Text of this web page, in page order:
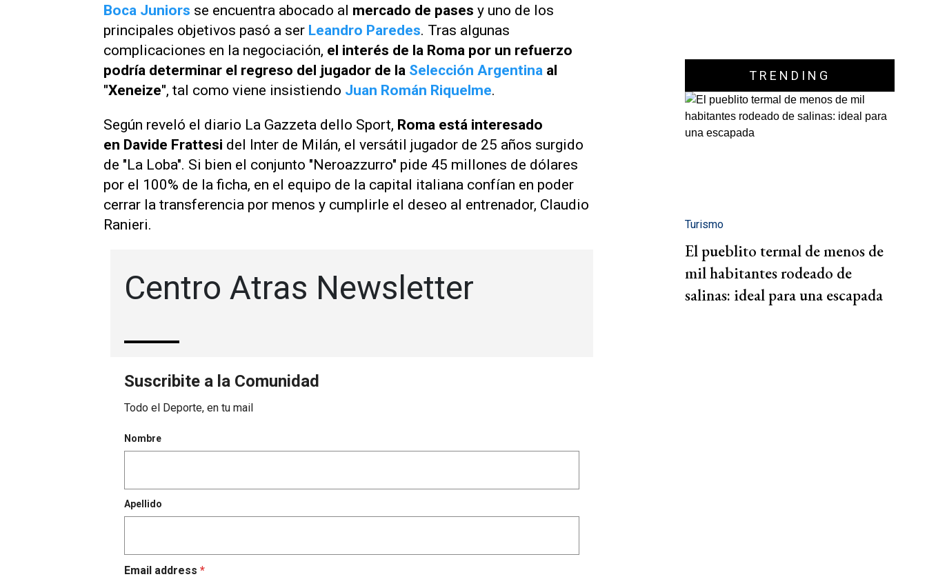
Boca Juniors se encuentra abocado al mercado de pases y uno de los
principales objetivos pasó a ser Leandro Paredes. Tras algunas
complicaciones en la negociación, el interés de la Roma por un refuerzo
podría determinar el regreso del jugador de la Selección Argentina al
"Xeneize", tal como viene insistiendo Juan Román Riquelme.
Según reveló el diario La Gazzeta dello Sport, Roma está interesado
en Davide Frattesi del Inter de Milán, el versátil jugador de 25 años surgido
de "La Loba". Si bien el conjunto "Neroazzurro" pide 45 millones de dólares
por el 100% de la ficha, en el equipo de la capital italiana confían en poder
cerrar la transferencia por menos y cumplirle el deseo al entrenador, Claudio
Ranieri.
TRENDING
Turismo
El pueblito termal de menos de
mil habitantes rodeado de
salinas: ideal para una escapada